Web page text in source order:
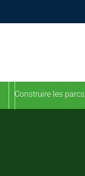
Construire les parcs